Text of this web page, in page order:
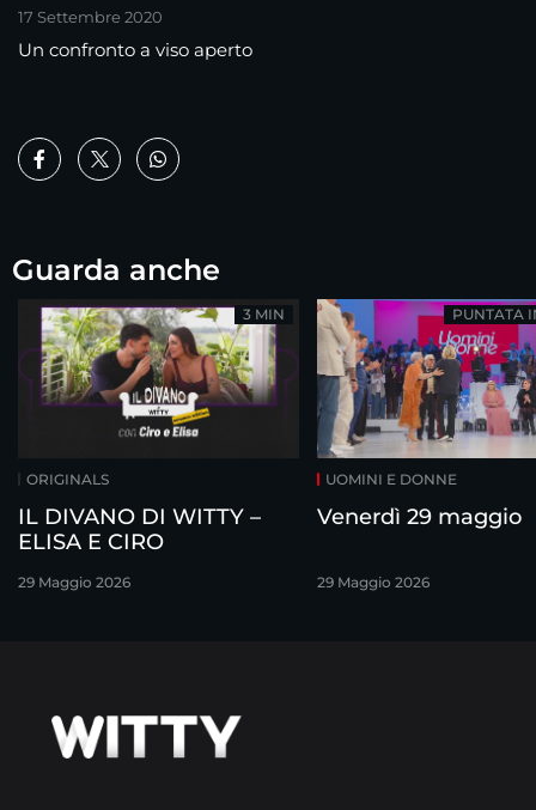
17 Settembre 2020
Un confronto a viso aperto
Guarda anche
ORIGINALS
IL DIVANO DI WITTY –
ELISA E CIRO
29 Maggio 2026
3 MIN
UOMINI E DONNE
Venerdì 29 maggio
29 Maggio 2026
PUNTATA